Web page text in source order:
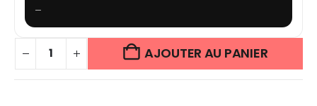
—
AJOUTER AU PANIER